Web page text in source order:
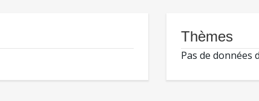
Thèmes
Pas de données